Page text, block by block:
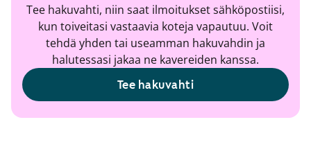
Tee hakuvahti, niin saat ilmoitukset sähköpostiisi,
kun toiveitasi vastaavia koteja vapautuu. Voit
tehdä yhden tai useamman hakuvahdin ja
halutessasi jakaa ne kavereiden kanssa.
Tee hakuvahti